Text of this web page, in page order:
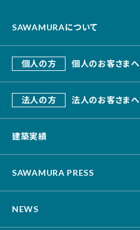
SAWAMURAについて
私たちの強み
会社概要
個人の方 個人のお客さまへ
SAWAMURA建築設計
リフォーム・リノベーション
不動産
法人の方 法人のお客さまへ
デザインビルド
オフィス・事務所
改修・リニューアル
建築実績
SAWAMURA PRESS
NEWS